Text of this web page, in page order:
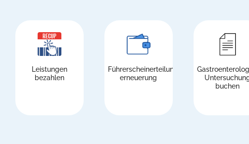
Leistungen
bezahlen
Führerscheinerteilung/-
erneuerung
buchen